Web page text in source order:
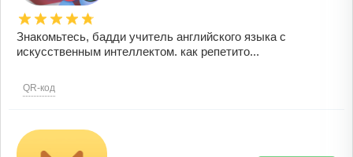
Знакомьтесь, бадди учитель английского языка с
искусственным интеллектом. как репетито...
QR-код